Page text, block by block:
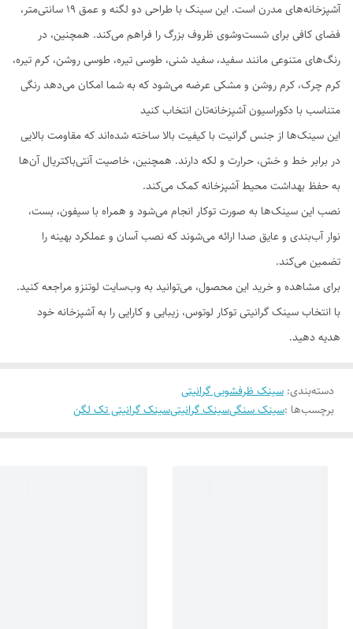
آشپزخانه‌های مدرن است. این سینک با طراحی دو لگنه و عمق ۱۹ سانتی‌متر،
فضای کافی برای شست‌وشوی ظروف بزرگ را فراهم می‌کند. همچنین، در
رنگ‌های متنوعی مانند سفید، سفید شنی، طوسی تیره، طوسی روشن، کرم تیره،
کرم چرک، کرم روشن و مشکی عرضه می‌شود که به شما امکان می‌دهد رنگی
متناسب با دکوراسیون آشپزخانه‌تان انتخاب کنید
این سینک‌ها از جنس گرانیت با کیفیت بالا ساخته شده‌اند که مقاومت بالایی
در برابر خط و خش، حرارت و لکه دارند. همچنین، خاصیت آنتی‌باکتریال آن‌ها
به حفظ بهداشت محیط آشپزخانه کمک می‌کند.
نصب این سینک‌ها به صورت توکار انجام می‌شود و همراه با سیفون، بست،
نوار آب‌بندی و عایق صدا ارائه می‌شوند که نصب آسان و عملکرد بهینه را
تضمین می‌کند.
برای مشاهده و خرید این محصول، می‌توانید به وب‌سایت لوتنزو مراجعه کنید.
با انتخاب سینک گرانیتی توکار لوتوس، زیبایی و کارایی را به آشپزخانه خود
هدیه دهید.
دسته‌بندی: سینک ظرفشویی گرانیتی
برچسب‌ها :سینک سنگیسینک گرانیتیسینک گرانیتی تک لگن